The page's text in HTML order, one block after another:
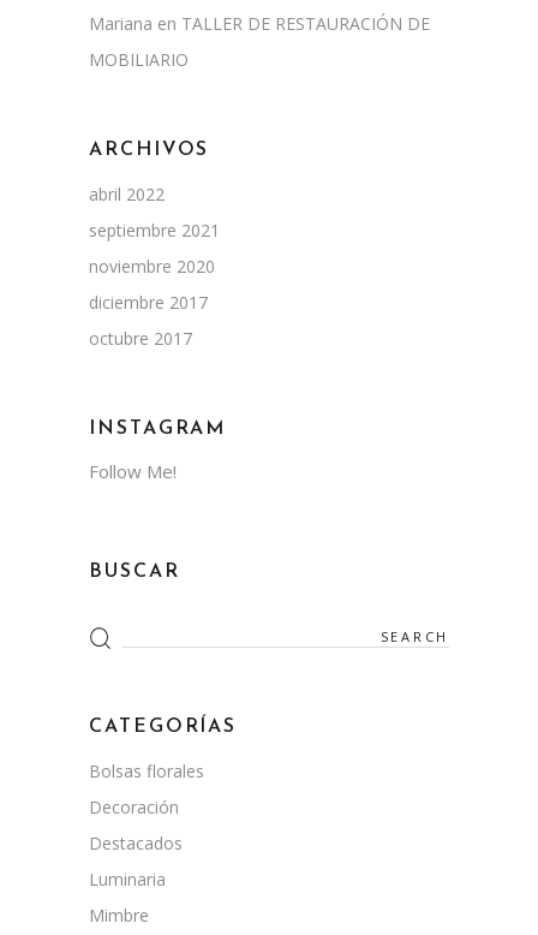
Mariana en TALLER DE RESTAURACIÓN DE
MOBILIARIO
ARCHIVOS
abril 2022
septiembre 2021
noviembre 2020
diciembre 2017
octubre 2017
INSTAGRAM
Follow Me!
BUSCAR
Search
for:
CATEGORÍAS
Bolsas florales
Decoración
Destacados
Luminaria
Mimbre